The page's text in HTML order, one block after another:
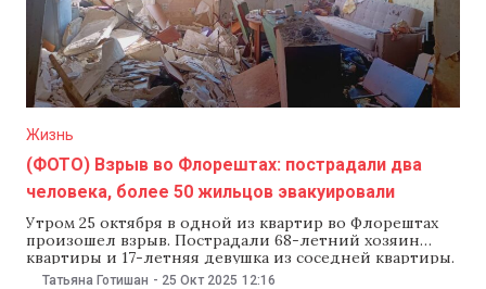
Жизнь
(ФОТО) Взрыв во Флорештах: пострадали два
человека, более 50 жильцов эвакуировали
Утром 25 октября в одной из квартир во Флорештах
произошел взрыв. Пострадали 68-летний хозяин
квартиры и 17-летняя девушка из соседней квартиры.
Оба получили травмы и находятся в стабильном
Татьяна Готишан - 25 Окт 2025 12:16